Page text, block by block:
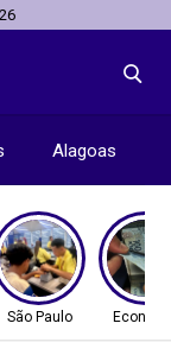
Alagoas
São Paulo